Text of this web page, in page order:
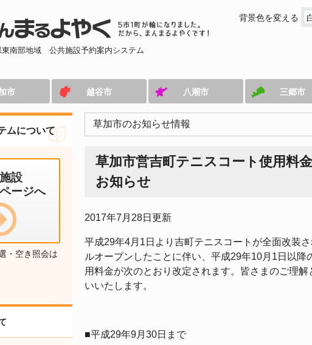
東南部地域 公共施設予約案内システム
背景色を変える
市 越谷市 八潮市 三郷市
ムについて
設
ージへ
・空き照会は
草加市のお知らせ情報
草加市営吉町テニスコート使用料
お知らせ
2017年7月28日更新
平成29年4月1日より吉町テニスコートが全面改装
ルオープンしたことに伴い、平成29年10月1日以降
用料金が次のとおり改定されます。皆さまのご理解
いいたします。
■平成29年9月30日まで